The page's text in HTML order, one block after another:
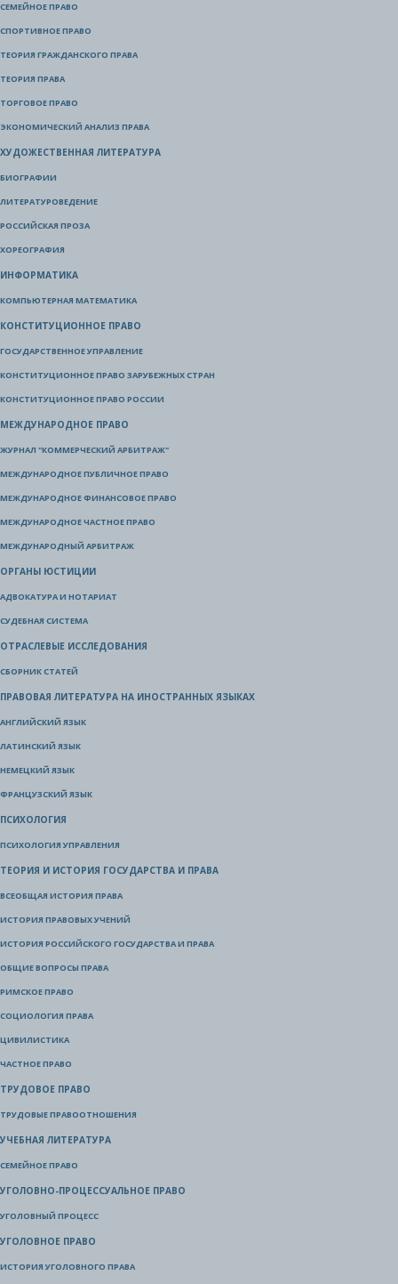
СЕМЕЙНОЕ ПРАВО
СПОРТИВНОЕ ПРАВО
ТЕОРИЯ ГРАЖДАНСКОГО ПРАВА
ТЕОРИЯ ПРАВА
ТОРГОВОЕ ПРАВО
ЭКОНОМИЧЕСКИЙ АНАЛИЗ ПРАВА
ХУДОЖЕСТВЕННАЯ ЛИТЕРАТУРА
БИОГРАФИИ
ЛИТЕРАТУРОВЕДЕНИЕ
РОССИЙСКАЯ ПРОЗА
ХОРЕОГРАФИЯ
ИНФОРМАТИКА
КОМПЬЮТЕРНАЯ МАТЕМАТИКА
КОНСТИТУЦИОННОЕ ПРАВО
ГОСУДАРСТВЕННОЕ УПРАВЛЕНИЕ
КОНСТИТУЦИОННОЕ ПРАВО ЗАРУБЕЖНЫХ СТРАН
КОНСТИТУЦИОННОЕ ПРАВО РОССИИ
МЕЖДУНАРОДНОЕ ПРАВО
ЖУРНАЛ "КОММЕРЧЕСКИЙ АРБИТРАЖ"
МЕЖДУНАРОДНОЕ ПУБЛИЧНОЕ ПРАВО
МЕЖДУНАРОДНОЕ ФИНАНСОВОЕ ПРАВО
МЕЖДУНАРОДНОЕ ЧАСТНОЕ ПРАВО
МЕЖДУНАРОДНЫЙ АРБИТРАЖ
ОРГАНЫ ЮСТИЦИИ
АДВОКАТУРА И НОТАРИАТ
СУДЕБНАЯ СИСТЕМА
ОТРАСЛЕВЫЕ ИССЛЕДОВАНИЯ
СБОРНИК СТАТЕЙ
ПРАВОВАЯ ЛИТЕРАТУРА НА ИНОСТРАННЫХ ЯЗЫКАХ
АНГЛИЙСКИЙ ЯЗЫК
ЛАТИНСКИЙ ЯЗЫК
НЕМЕЦКИЙ ЯЗЫК
ФРАНЦУЗСКИЙ ЯЗЫК
ПСИХОЛОГИЯ
ПСИХОЛОГИЯ УПРАВЛЕНИЯ
ТЕОРИЯ И ИСТОРИЯ ГОСУДАРСТВА И ПРАВА
ВСЕОБЩАЯ ИСТОРИЯ ПРАВА
ИСТОРИЯ ПРАВОВЫХ УЧЕНИЙ
ИСТОРИЯ РОССИЙСКОГО ГОСУДАРСТВА И ПРАВА
ОБЩИЕ ВОПРОСЫ ПРАВА
РИМСКОЕ ПРАВО
СОЦИОЛОГИЯ ПРАВА
ЦИВИЛИСТИКА
ЧАСТНОЕ ПРАВО
ТРУДОВОЕ ПРАВО
ТРУДОВЫЕ ПРАВООТНОШЕНИЯ
УЧЕБНАЯ ЛИТЕРАТУРА
СЕМЕЙНОЕ ПРАВО
УГОЛОВНО-ПРОЦЕССУАЛЬНОЕ ПРАВО
УГОЛОВНЫЙ ПРОЦЕСС
УГОЛОВНОЕ ПРАВО
ИСТОРИЯ УГОЛОВНОГО ПРАВА